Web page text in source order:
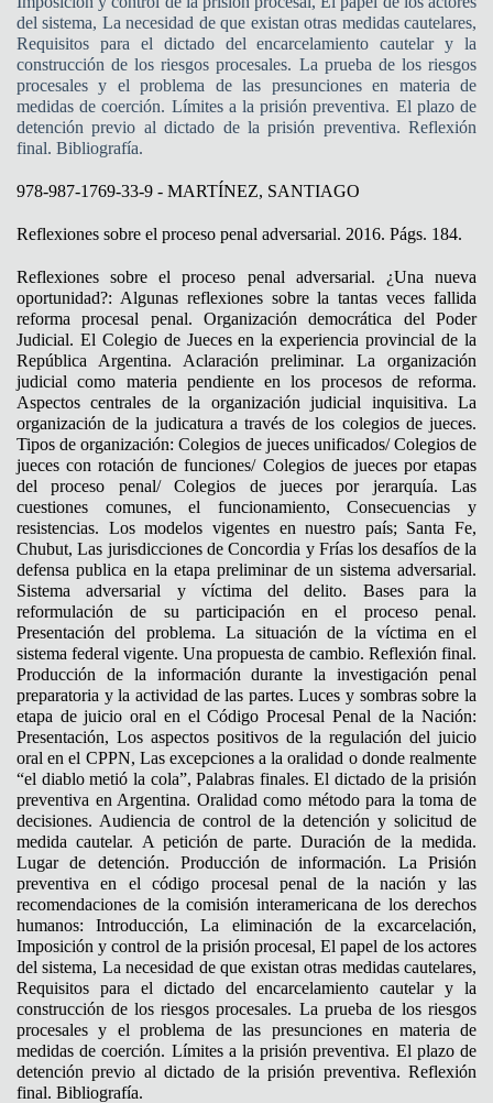
del sistema, La necesidad de que existan otras medidas cautelares,
Requisitos para el dictado del encarcelamiento cautelar y la
construcción de los riesgos procesales. La prueba de los riesgos
procesales y el problema de las presunciones en materia de
medidas de coerción. Límites a la prisión preventiva. El plazo de
detención previo al dictado de la prisión preventiva. Reflexión
final. Bibliografía.
978-987-1769-33-9 - MARTÍNEZ, SANTIAGO
Reflexiones sobre el proceso penal adversarial. 2016. Págs. 184.
Reflexiones sobre el proceso penal adversarial. ¿Una nueva
oportunidad?: Algunas reflexiones sobre la tantas veces fallida
reforma procesal penal. Organización democrática del Poder
Judicial. El Colegio de Jueces en la experiencia provincial de la
República Argentina. Aclaración preliminar. La organización
judicial como materia pendiente en los procesos de reforma.
Aspectos centrales de la organización judicial inquisitiva. La
organización de la judicatura a través de los colegios de jueces.
Tipos de organización: Colegios de jueces unificados/ Colegios de
jueces con rotación de funciones/ Colegios de jueces por etapas
del proceso penal/ Colegios de jueces por jerarquía. Las
cuestiones comunes, el funcionamiento, Consecuencias y
resistencias. Los modelos vigentes en nuestro país; Santa Fe,
Chubut, Las jurisdicciones de Concordia y Frías los desafíos de la
defensa publica en la etapa preliminar de un sistema adversarial.
Sistema adversarial y víctima del delito. Bases para la
reformulación de su participación en el proceso penal.
Presentación del problema. La situación de la víctima en el
sistema federal vigente. Una propuesta de cambio. Reflexión final.
Producción de la información durante la investigación penal
preparatoria y la actividad de las partes. Luces y sombras sobre la
etapa de juicio oral en el Código Procesal Penal de la Nación:
Presentación, Los aspectos positivos de la regulación del juicio
oral en el CPPN, Las excepciones a la oralidad o donde realmente
“el diablo metió la cola”, Palabras finales. El dictado de la prisión
preventiva en Argentina. Oralidad como método para la toma de
decisiones. Audiencia de control de la detención y solicitud de
medida cautelar. A petición de parte. Duración de la medida.
Lugar de detención. Producción de información. La Prisión
preventiva en el código procesal penal de la nación y las
recomendaciones de la comisión interamericana de los derechos
humanos: Introducción, La eliminación de la excarcelación,
Imposición y control de la prisión procesal, El papel de los actores
del sistema, La necesidad de que existan otras medidas cautelares,
Requisitos para el dictado del encarcelamiento cautelar y la
construcción de los riesgos procesales. La prueba de los riesgos
procesales y el problema de las presunciones en materia de
medidas de coerción. Límites a la prisión preventiva. El plazo de
detención previo al dictado de la prisión preventiva. Reflexión
final. Bibliografía.